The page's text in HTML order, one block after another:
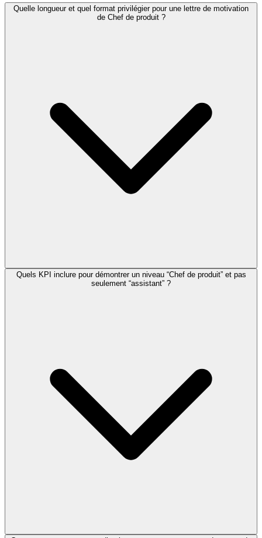
Quelle longueur et quel format privilégier pour une lettre de motivation
de Chef de produit ?
Quels KPI inclure pour démontrer un niveau “Chef de produit” et pas
seulement “assistant” ?